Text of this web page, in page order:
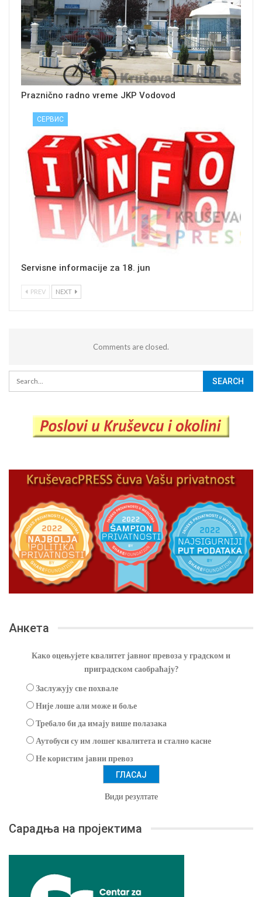
Praznično radno vreme JKP Vodovod
СЕРВИС
Servisne informacije za 18. jun
PREV NEXT
Comments are closed.
Анкета
Како оцењујете квалитет јавног превоза у градском и
приградском саобраћају?
Заслужују све похвале
Није лоше али може и боље
Требало би да имају више полазака
Аутобуси су им лошег квалитета и стално касне
Не користим јавни превоз
Види резултате
Сарадња на пројектима